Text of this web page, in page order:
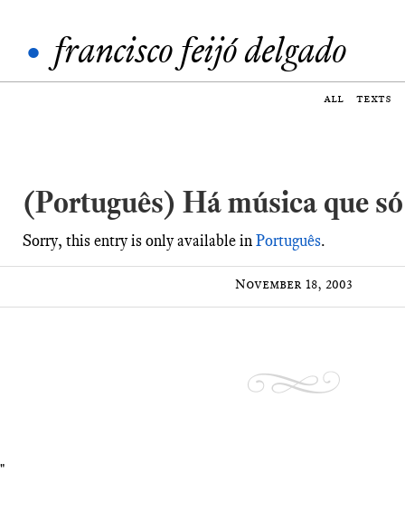
• francisco feijó delgado
all texts
(Português) Há música que
Sorry, this entry is only available inPortuguês.
November 18, 2003
"